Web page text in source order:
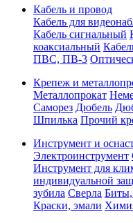
Кабель и провод
Кабель для
Кабель сигнальный
коаксиальный
ПВС, ПВ-3
Крепеж и
Металлопрокат
Саморез Дюбель
Шпилька Прочий
Инструмент и
Электроинструмент
Инструмент для
индивидуальной
зубила Сверла Биты,
Краски, эмали